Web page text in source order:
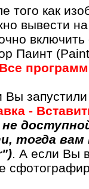
того как
вывести
Паинт
Вы
-
тогда вам
. А если Вы